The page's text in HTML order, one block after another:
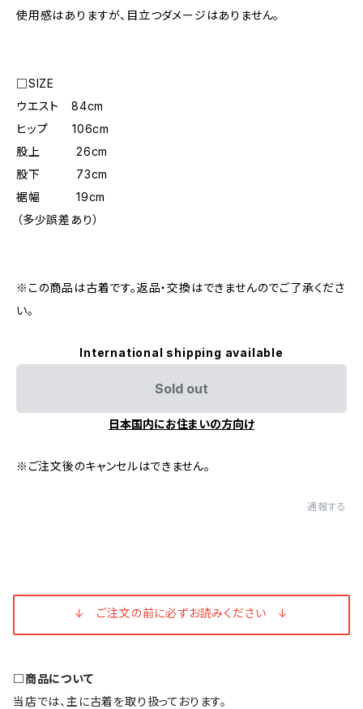
使用感はありますが、目立つダメージはありません。
□SIZE
ウエスト 84cm
ヒップ 106cm
股上 26cm
股下 73cm
裾幅 19cm
（多少誤差あり）
※この商品は古着です。返品・交換はできませんのでご了承くださ
い。
International shipping available
Sold out
日本国内にお住まいの方向け
※ご注文後のキャンセルはできません。
通報する
↓ ご注文の前に必ずお読みください ↓
□商品について
当店では、主に古着を取り扱っております。